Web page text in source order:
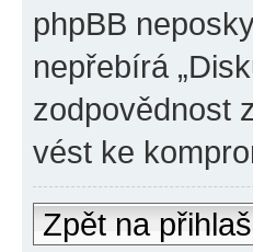
phpBB
nepřebírá
zodpovědnost
vést ke
Zpět na